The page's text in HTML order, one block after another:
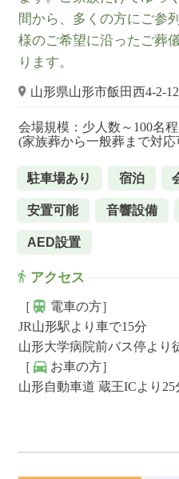
間から、多くの方にご参
様のご希望に沿ったご葬
ります。
山形県山形市飯田西4-2-12
会場規模：少人数～100名
(家族葬から一般葬まで対応
駐車場あり 宿泊
安置可能 音響設備
AED設置
アクセス
［
電車の方］
JR山形駅より車で15分
山形大学病院前バス停より
［
お車の方］
山形自動車道 蔵王ICより25